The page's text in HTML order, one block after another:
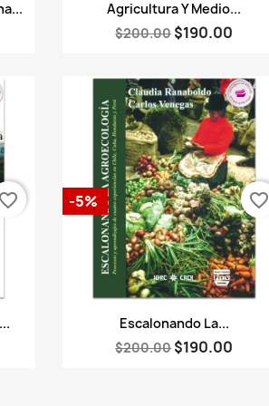
Vista rápida
Agricultura Y Medio...
$200.00$190.00
favorite_border
Vista rápida
Escalonando La...
$200.00$190.00
-5% favorite_border